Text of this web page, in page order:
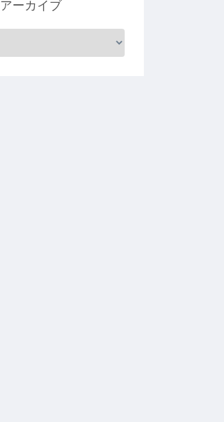
アーカイブ